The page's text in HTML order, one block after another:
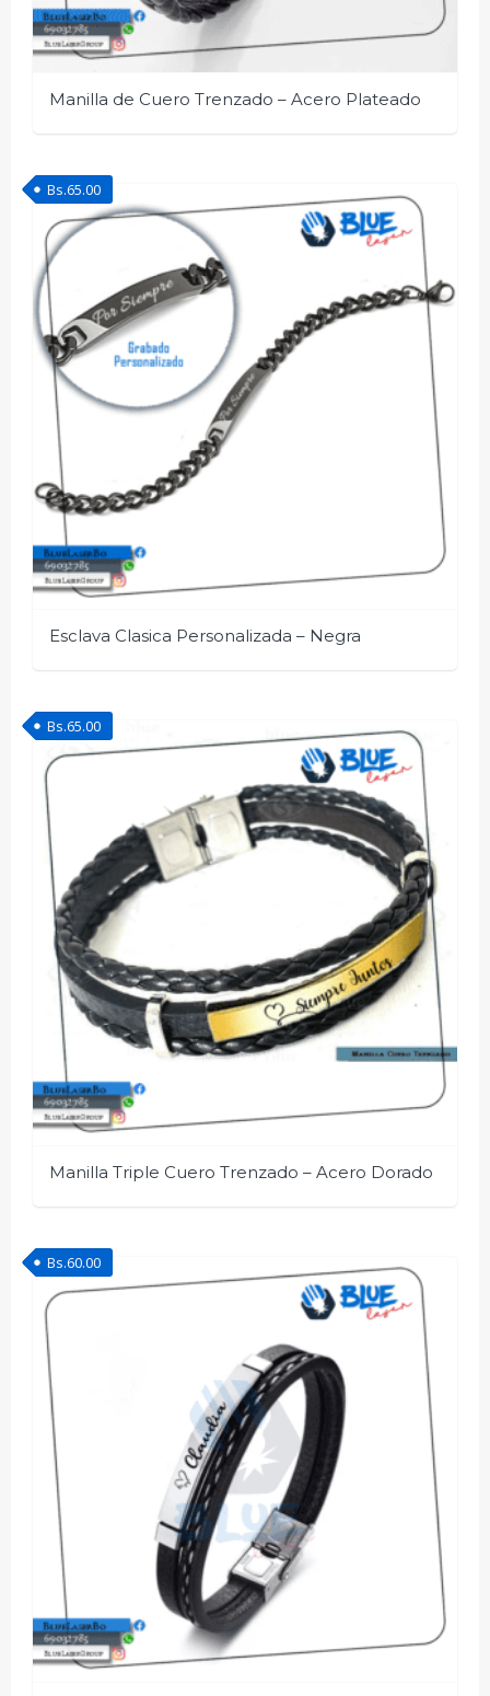
Manilla de Cuero Trenzado – Acero Plateado
Esclava Clasica Personalizada – Negra
Bs.65.00
Manilla Triple Cuero Trenzado – Acero Dorado
Bs.65.00
Bs.60.00